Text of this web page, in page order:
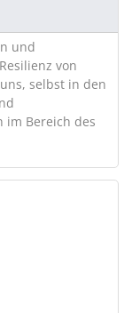
und
von
selbst in den
im Bereich des